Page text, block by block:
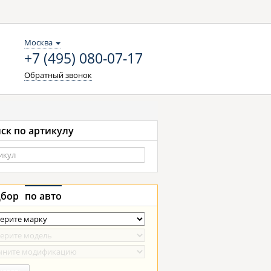
Москва
+7 (495) 080-07-17
Обратный звонок
по артикулу
по авто